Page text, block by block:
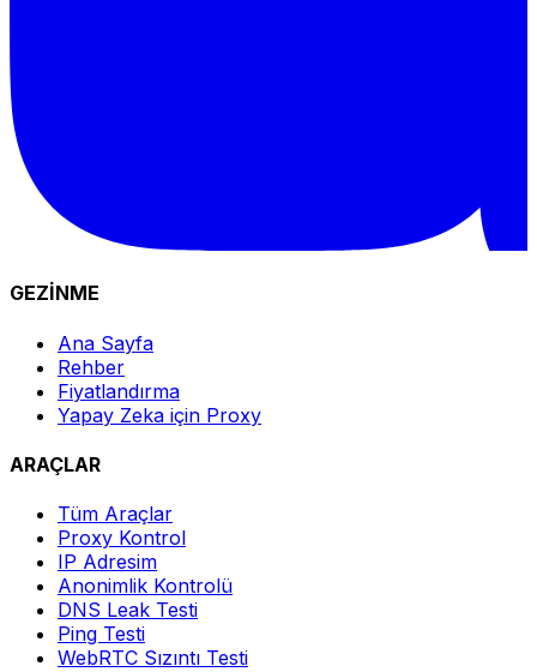
GEZİNME
Ana Sayfa
Rehber
Fiyatlandırma
Yapay Zeka için Proxy
ARAÇLAR
Tüm Araçlar
Proxy Kontrol
IP Adresim
Anonimlik Kontrolü
DNS Leak Testi
Ping Testi
WebRTC Sızıntı Testi